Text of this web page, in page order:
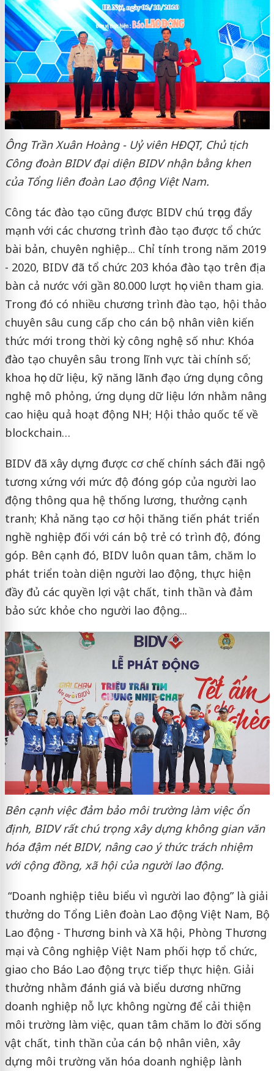
Ông Trần Xuân Hoàng - Uỷ viên HĐQT, Chủ tịch
Công đoàn BIDV đại diện BIDV nhận bằng khen
của Tổng liên đoàn Lao động Việt Nam.
Công tác đào tạo cũng được BIDV chú trọng đẩy
mạnh với các chương trình đào tạo được tổ chức
bài bản, chuyên nghiệp... Chỉ tính trong năm 2019
- 2020, BIDV đã tổ chức 203 khóa đào tạo trên địa
bàn cả nước với gần 80.000 lượt học viên tham gia.
Trong đó có nhiều chương trình đào tạo, hội thảo
chuyên sâu cung cấp cho cán bộ nhân viên kiến
thức mới trong thời kỳ công nghệ số như: Khóa
đào tạo chuyên sâu trong lĩnh vực tài chính số;
khoa học dữ liệu, kỹ năng lãnh đạo ứng dụng công
nghệ mô phỏng, ứng dụng dữ liệu lớn nhằm nâng
cao hiệu quả hoạt động NH; Hội thảo quốc tế về
blockchain…
BIDV đã xây dựng được cơ chế chính sách đãi ngộ
tương xứng với mức độ đóng góp của người lao
động thông qua hệ thống lương, thưởng cạnh
tranh; Khả năng tạo cơ hội thăng tiến phát triển
nghề nghiệp đối với cán bộ trẻ có trình độ, đóng
góp. Bên cạnh đó, BIDV luôn quan tâm, chăm lo
phát triển toàn diện người lao động, thực hiện
đầy đủ các quyền lợi vật chất, tinh thần và đảm
bảo sức khỏe cho người lao động...
Bên cạnh việc đảm bảo môi trường làm việc ổn
định, BIDV rất chú trọng xây dựng không gian văn
hóa đậm nét BIDV, nâng cao ý thức trách nhiệm
với cộng đồng, xã hội của người lao động.
“Doanh nghiệp tiêu biểu vì người lao động” là giải
thưởng do Tổng Liên đoàn Lao động Việt Nam, Bộ
Lao động - Thương binh và Xã hội, Phòng Thương
mại và Công nghiệp Việt Nam phối hợp tổ chức,
giao cho Báo Lao động trực tiếp thực hiện. Giải
thưởng nhằm đánh giá và biểu dương những
doanh nghiệp nỗ lực không ngừng để cải thiện
môi trường làm việc, quan tâm chăm lo đời sống
vật chất, tinh thần của cán bộ nhân viên, xây
dựng môi trường văn hóa doanh nghiệp lành